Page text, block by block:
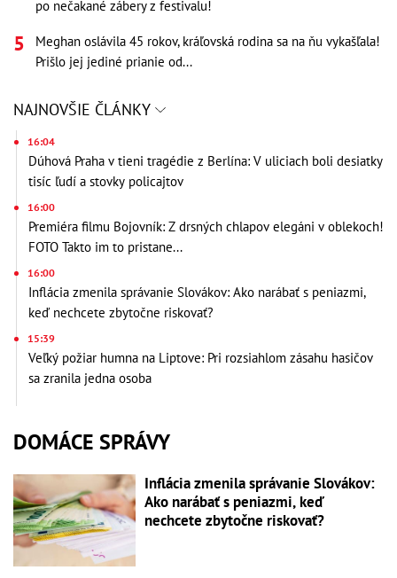
po nečakané zábery z festivalu!
Meghan oslávila 45 rokov, kráľovská rodina sa na ňu vykašľala!
Prišlo jej jediné prianie od...
NAJNOVŠIE ČLÁNKY
16:04
Dúhová Praha v tieni tragédie z Berlína: V uliciach boli desiatky
tisíc ľudí a stovky policajtov
16:00
Premiéra filmu Bojovník: Z drsných chlapov elegáni v oblekoch!
FOTO Takto im to pristane...
16:00
Inflácia zmenila správanie Slovákov: Ako narábať s peniazmi,
keď nechcete zbytočne riskovať?
15:39
Veľký požiar humna na Liptove: Pri rozsiahlom zásahu hasičov
sa zranila jedna osoba
DOMÁCE SPRÁVY
Inflácia zmenila správanie Slovákov:
Ako narábať s peniazmi, keď
nechcete zbytočne riskovať?